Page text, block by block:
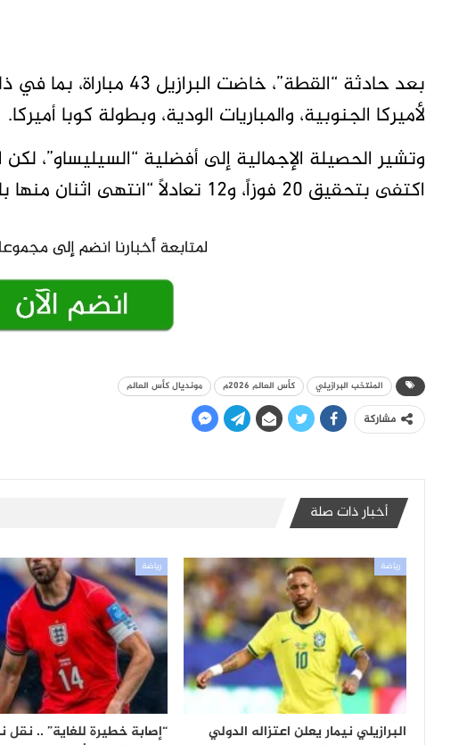
بعد حادثة “القطة”، خاضت
لأميركا الجنوبية، والمباريات الودية، وبطولة كوبا أميركا.
وتشير الحصيلة الإجمالية إلى أفضلية “السيليساو”،
اكتفى بتحقيق 20 فوزاً، و12 تعادلاً “انتهى اثنان منها بالإقصاء بركلات الترجيح”، و11 هزيمة.
المنتخب البرازيلي كأس العالم 2026م مونديال كأس العالم
مشاركة
أخبار ذات صلة
رياضة
البرازيلي نيمار يعلن اعتزاله الدولي
رياضة
“إصابة خطيرة للغاية” .. نقل